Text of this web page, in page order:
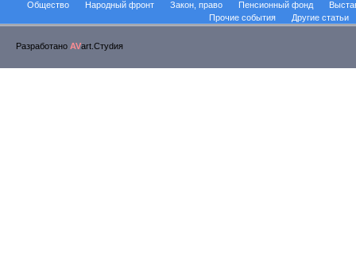
Общество
Народный фронт Закон, право Пенсионный фонд
Прочие события
Другие статьи
Разработано AVart.Стуdия